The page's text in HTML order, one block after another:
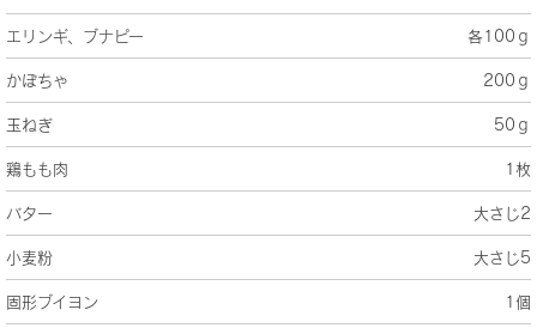
エリンギ、ブナピー 各100ｇ
かぼちゃ 200ｇ
玉ねぎ 50ｇ
鶏もも肉 1枚
バター 大さじ2
小麦粉 大さじ5
固形ブイヨン 1個